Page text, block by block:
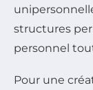
structures
personnel
Pour une